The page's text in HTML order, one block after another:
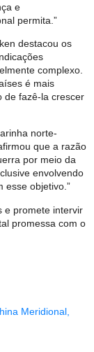
e
permita.”
destacou os
complexo.
é mais
de fazê-la crescer
norte-
que a razão
por meio da
envolvendo
esse objetivo.”
e promete intervir
promessa com o
Meridional